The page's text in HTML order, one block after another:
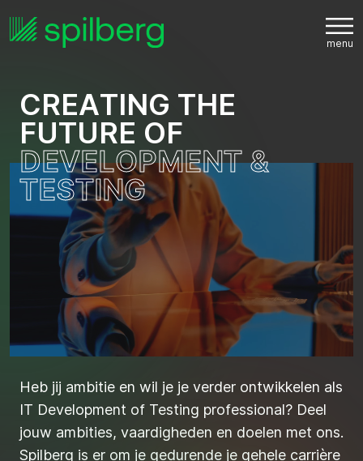
CREATING THE
FUTURE OF
DEVELOPMENT &
TESTING
Heb jij ambitie en wil je je verder ontwikkelen als
IT Development of Testing professional? Deel
jouw ambities, vaardigheden en doelen met ons.
Spilberg is er om je gedurende je gehele carrière